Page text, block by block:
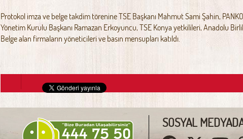
Protokol imza ve belge takdim törenine TSE Başkanı Mahmut Sami Şahin,
Yönetim Kurulu Başkanı Ramazan Erkoyuncu, TSE Konya yetkilileri, Anadolu
Belge alan firmaların yöneticileri ve basın mensupları katıldı.
SOSYAL